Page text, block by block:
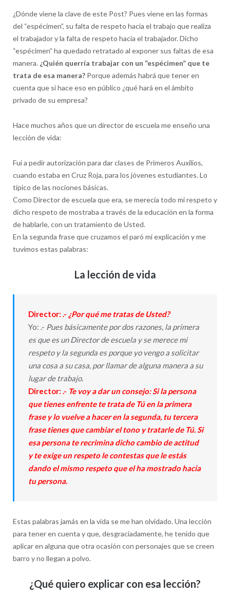
¿Dónde viene la clave de este Post? Pues viene en las formas
del “espécimen”, su falta de respeto hacia el trabajo que realiza
el trabajador y la falta de respeto hacia el trabajador. Dicho
“espécimen” ha quedado retratado al exponer sus faltas de esa
manera. ¿Quién querría trabajar con un “espécimen” que te
trata de esa manera?Porque además habrá que tener en
cuenta que si hace eso en público ¿qué hará en el ámbito
privado de su empresa?
Hace muchos años que un director de escuela me enseño una
lección de vida:
Fui a pedir autorización para dar clases de Primeros Auxilios,
cuando estaba en Cruz Roja, para los jóvenes estudiantes. Lo
típico de las nociones básicas.
Como Director de escuela que era, se merecía todo mi respeto y
dicho respeto de mostraba a través de la educación en la forma
de hablarle, con un tratamiento de Usted.
En la segunda frase que cruzamos el paró mi explicación y me
tuvimos estas palabras:
La lección de vida
Director: .- ¿Por qué me tratas de Usted?
Yo: .- Pues básicamente por dos razones, la primera
es que es un Director de escuela y se merece mi
respeto y la segunda es porque yo vengo a solicitar
una cosa a su casa, por llamar de alguna manera a su
lugar de trabajo.
Director: .- Te voy a dar un consejo: Si la persona
que tienes enfrente te trata de Tú en la primera
frase y lo vuelve a hacer en la segunda, tu tercera
frase tienes que cambiar el tono y tratarle de Tú. Si
esa persona te recrimina dicho cambio de actitud
y te exige un respeto le contestas que le estás
dando el mismo respeto que el ha mostrado hacia
tu persona.
Estas palabras jamás en la vida se me han olvidado. Una lección
para tener en cuenta y que, desgraciadamente, he tenido que
aplicar en alguna que otra ocasión con personajes que se creen
barro y no llegan a polvo.
¿Qué quiero explicar con esa lección?